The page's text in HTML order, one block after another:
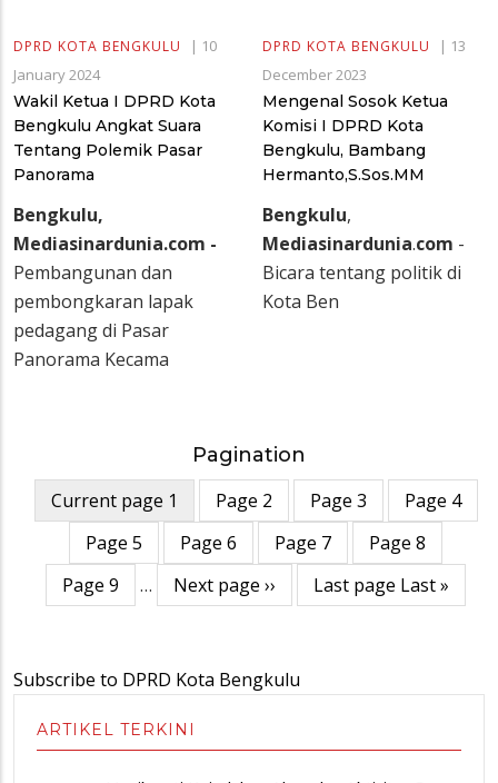
DPRD KOTA BENGKULU | 10
January 2024
Wakil Ketua I DPRD Kota
Bengkulu Angkat Suara
Tentang Polemik Pasar
Panorama
Bengkulu,
Mediasinardunia.com -
Pembangunan dan
pembongkaran lapak
pedagang di Pasar
Panorama Kecama
DPRD KOTA BENGKULU | 13
December 2023
Mengenal Sosok Ketua
Komisi I DPRD Kota
Bengkulu, Bambang
Hermanto,S.Sos.MM
Bengkulu,
Mediasinardunia.com -
Bicara tentang politik di
Kota Ben
Pagination
Current page 1 Page 2 Page 3 Page 4
Page 5 Page 6 Page 7 Page 8
Page 9 … Next page ›› Last page Last »
Subscribe to DPRD Kota Bengkulu
ARTIKEL TERKINI